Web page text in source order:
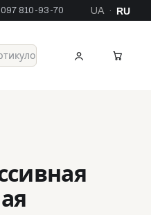
097 810-93-70 UA · RU